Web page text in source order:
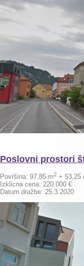
Poslovni prostori
Površina: 97,85 m2 + 53,25
Izklicna cena: 220.000 €
Datum dražbe: 25.3.2020